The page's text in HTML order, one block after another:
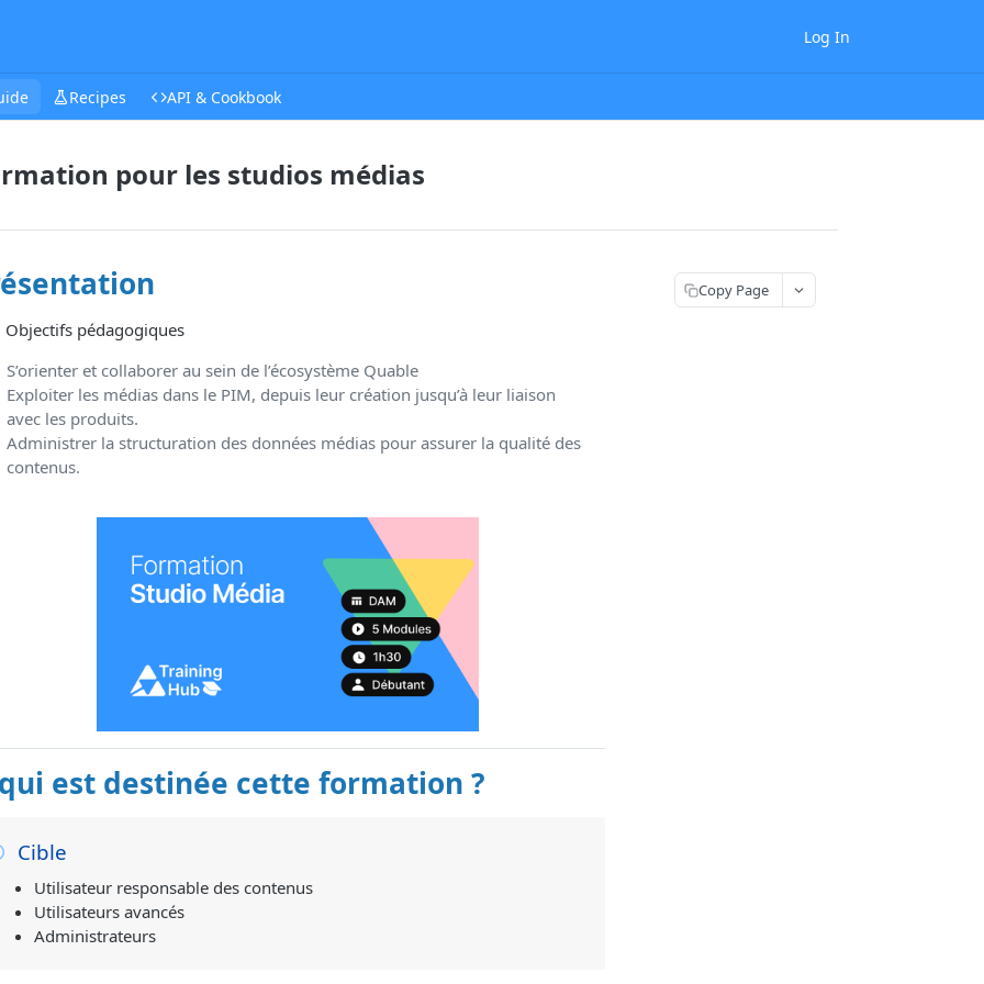
Log In
Recipes API & Cookbook
pour les studios médias
Objectifs pédagogiques
S’orienter et collaborer au sein de l’écosystème Quable
Exploiter les médias dans le PIM, depuis leur création jusqu’à leur liaison
avec les produits.
Administrer la structuration des données médias pour assurer la qualité des
contenus.
est destinée cette formation ?
Cible
Utilisateur responsable des contenus
Utilisateurs avancés
Administrateurs
Copy Page